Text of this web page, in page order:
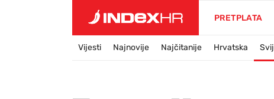
PRETPLATA
Vijesti Najnovije Najčitanije Hrvatska